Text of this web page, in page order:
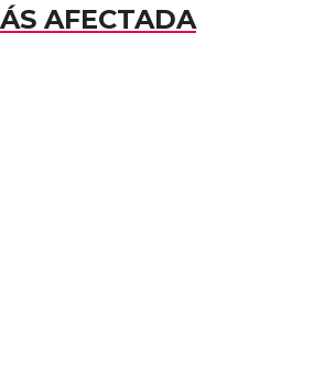
AFECTADA